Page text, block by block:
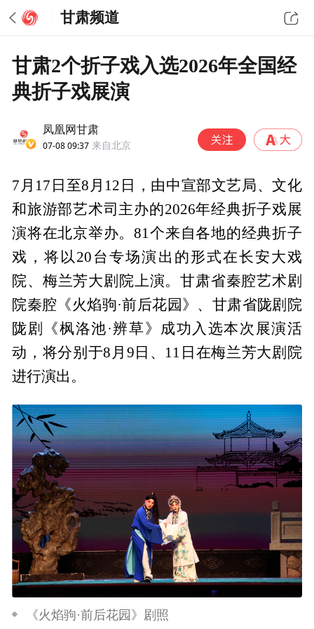
甘肃频道
甘肃2个折子戏入选2026年全国经
典折子戏展演
凤凰网甘肃
07-08 09:37 来自北京
7月17日至8月12日，由中宣部文艺局、文化
和旅游部艺术司主办的2026年经典折子戏展
演将在北京举办。81个来自各地的经典折子
戏，将以20台专场演出的形式在长安大戏
院、梅兰芳大剧院上演。甘肃省秦腔艺术剧
院秦腔《火焰驹·前后花园》、甘肃省陇剧院
陇剧《枫洛池·辨草》成功入选本次展演活
动，将分别于8月9日、11日在梅兰芳大剧院
进行演出。
《火焰驹·前后花园》剧照